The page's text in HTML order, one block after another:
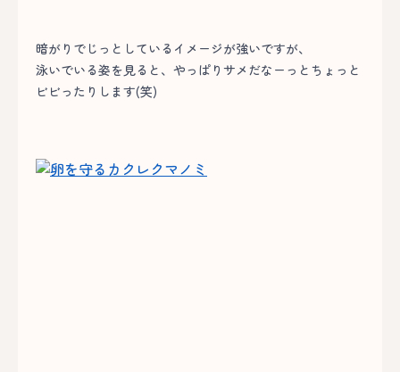
暗がりでじっとしているイメージが強いですが、
泳いでいる姿を見ると、やっぱりサメだなーっとちょっと
ビビったりします(笑)